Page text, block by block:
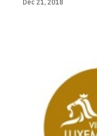
Déc 21, 2018